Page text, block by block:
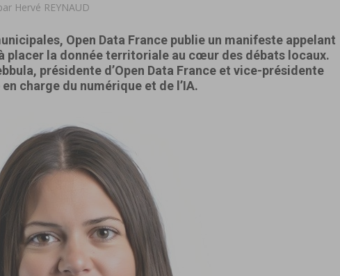
Hervé REYNAUD
Open Data France publie un manifeste appelant
placer la donnée territoriale au cœur des débats locaux.
présidente d’Open Data France et vice-présidente
charge du numérique et de l’IA.